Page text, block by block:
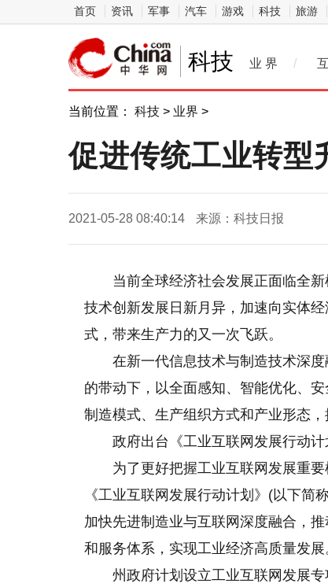
首页 资讯 军事 汽车 游戏 科技 旅游
科技 业 界 /
当前位置： 科技 > 业界 >
促进传统工业转型
2021-05-28 08:40:14 来源：科技日报
当前全球经济社会发展正面临全
技术创新发展日新月异，加速向实体
式，带来生产力的又一次飞跃。
在新一代信息技术与制造技术深
的带动下，以全面感知、智能优化、
制造模式、生产组织方式和产业形态
政府出台《工业互联网发展行动计
为了更好把握工业互联网发展重
《工业互联网发展行动计划》(以下简
加快先进制造业与互联网深度融合，
和服务体系，实现工业经济高质量发展
州政府计划设立工业互联网发展